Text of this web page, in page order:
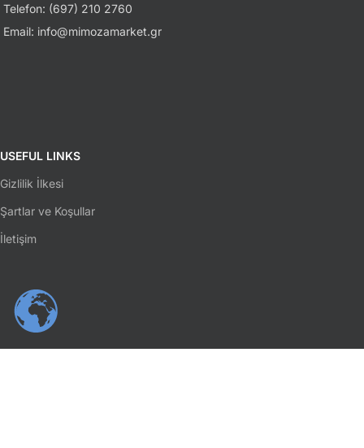
Telefon: (697) 210 2760
Email: info@mimozamarket.gr
USEFUL LINKS
Gizlilik İlkesi
Şartlar ve Koşullar
İletişim